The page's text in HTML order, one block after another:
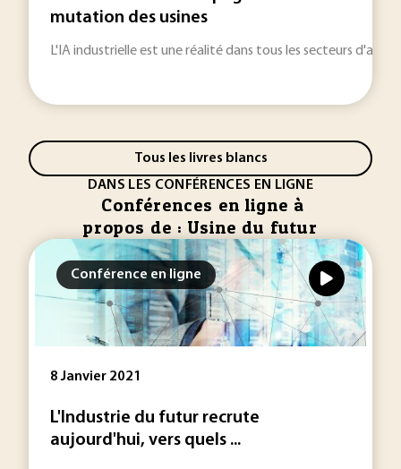
mutation des usines
L'IA industrielle est une réalité dans tous les secteurs
Tous les livres blancs
DANS LES CONFÉRENCES EN LIGNE
Conférences en ligne à
propos de : Usine du futur
Conférence en ligne
8 Janvier 2021
L'Industrie du futur recrute
aujourd'hui, vers quels ...